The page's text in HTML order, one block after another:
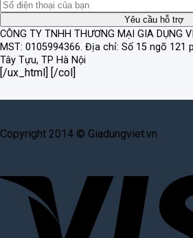
CÔNG TY TNHH THƯƠNG MẠI GIA DỤNG
MST: 0105994366. Địa chỉ: Số 15 ngõ 121
Tây Tựu, TP Hà Nội
[/ux_html] [/col]
Copyright 2014 © Giadungviet.vn